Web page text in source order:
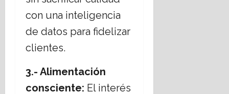
con una inteligencia
de datos para fidelizar
clientes.
3.- Alimentación
consciente: El interés